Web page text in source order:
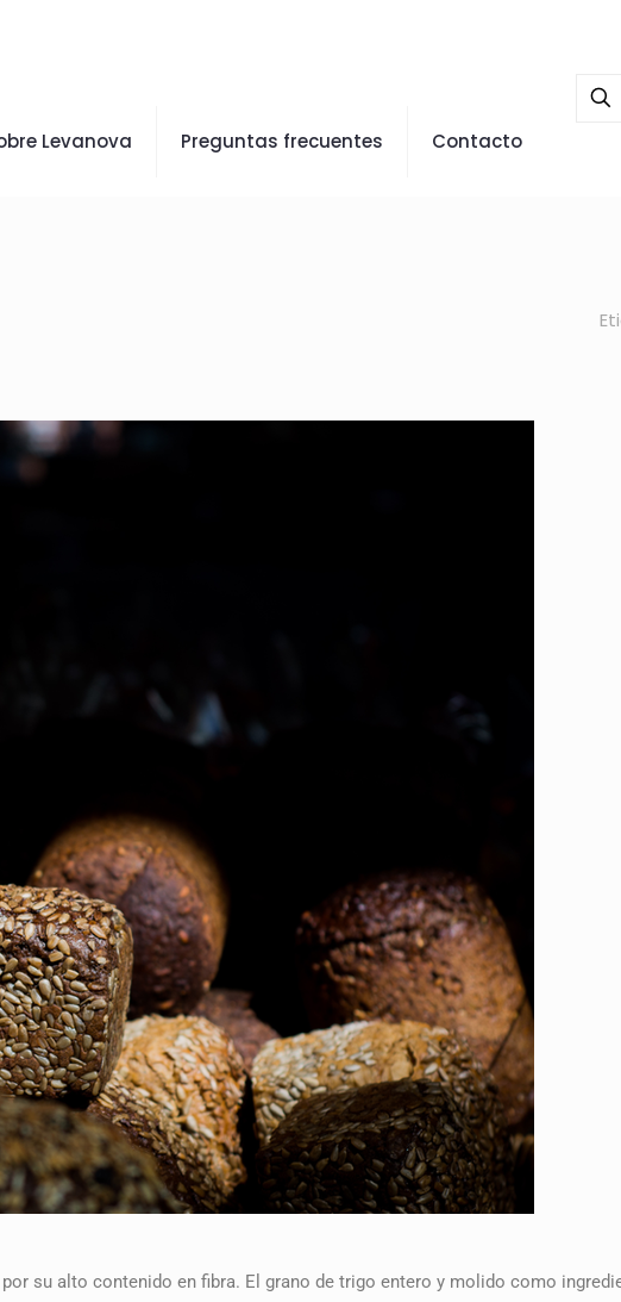
Levanova Preguntas frecuentes Contacto
su alto contenido en fibra. El grano de trigo entero y molido como